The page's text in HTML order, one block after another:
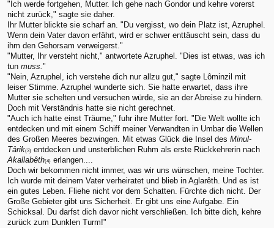
"Ich werde fortgehen, Mutter. Ich gehe nach Gondor und kehre vorerst
nicht zurück," sagte sie daher.
Ihr Mutter blickte sie scharf an. "Du vergisst, wo dein Platz ist, Azruphel.
Wenn dein Vater davon erfährt, wird er schwer enttäuscht sein, dass du
ihm den Gehorsam verweigerst."
"Mutter, Ihr versteht nicht," antwortete Azruphel. "Dies ist etwas, was ich
tun muss."
"Nein, Azruphel, ich verstehe dich nur allzu gut," sagte Lôminzil mit
leiser Stimme. Azruphel wunderte sich. Sie hatte erwartet, dass ihre
Mutter sie schelten und versuchen würde, sie an der Abreise zu hindern.
Doch mit Verständnis hatte sie nicht gerechnet.
"Auch ich hatte einst Träume," fuhr ihre Mutter fort. "Die Welt wollte ich
entdecken und mit einem Schiff meiner Verwandten in Umbar die Wellen
des Großen Meeres bezwingen. Mit etwas Glück die Insel des Minul-
Târik(3) entdecken und unsterblichen Ruhm als erste Rückkehrerin nach
Akallabêth(4) erlangen....
Doch wir bekommen nicht immer, was wir uns wünschen, meine Tochter.
Ich wurde mit deinem Vater verheiratet und blieb in Aglarêth. Und es ist
ein gutes Leben. Fliehe nicht vor dem Schatten. Fürchte dich nicht. Der
Große Gebieter gibt uns Sicherheit. Er gibt uns eine Aufgabe. Ein
Schicksal. Du darfst dich davor nicht verschließen. Ich bitte dich, kehre
zurück zum Dunklen Turm!"